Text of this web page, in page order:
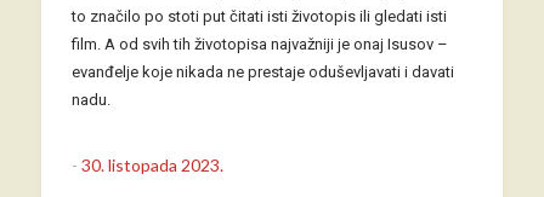
to značilo po stoti put čitati isti životopis ili gledati isti
film. A od svih tih životopisa najvažniji je onaj Isusov –
evanđelje koje nikada ne prestaje oduševljavati i davati
nadu.
- 30. listopada 2023.